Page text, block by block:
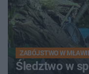
ZABÓJSTWO W
Śledztwo w